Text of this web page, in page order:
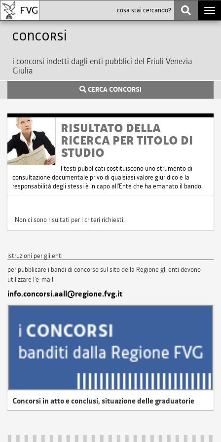
Concorsi
i concorsi indetti dagli enti pubblici del Friuli Venezia
Giulia
CERCA CONCORSI
RISULTATO DELLA
RICERCA PER TITOLO DI
STUDIO
I testi pubblicati costituiscono uno strumento di
consultazione documentale privo di qualsiasi valore giuridico e la
responsabilità degli stessi è in capo all'Ente che ha emanato il bando.
Non ci sono risultati per i criteri richiesti.
istruzioni per gli enti
per pubblicare i bandi di concorso sul sito della Regione gli enti devono
utilizzare l'e-mail
info.concorsi.aall@regione.fvg.it
Concorsi in atto e conclusi, situazione delle graduatorie